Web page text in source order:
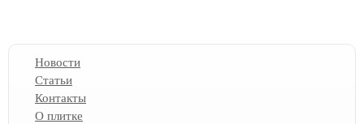
Новости
Статьи
Контакты
О плитке